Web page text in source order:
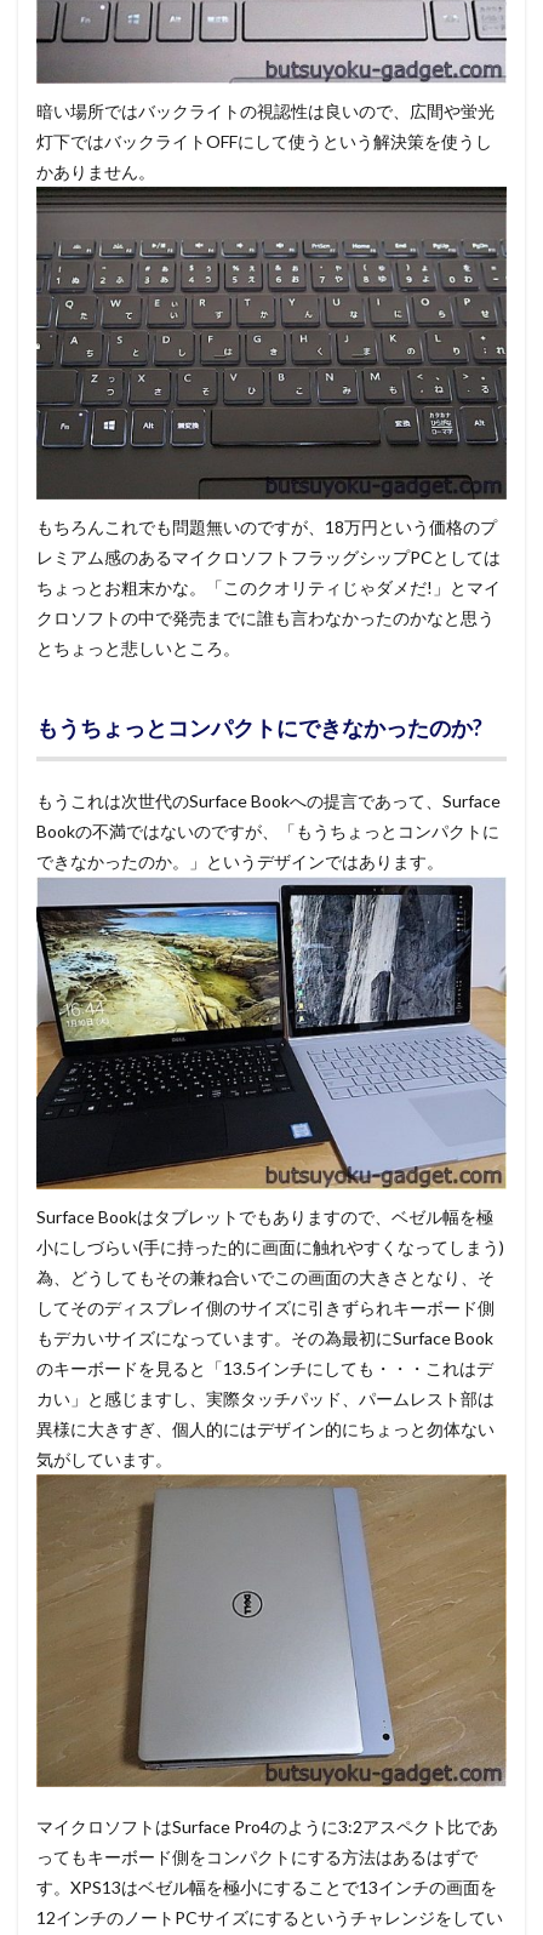
暗い場所ではバックライトの視認性は良いので、広間や蛍光
灯下ではバックライトOFFにして使うという解決策を使うし
かありません。
もちろんこれでも問題無いのですが、18万円という価格のプ
レミアム感のあるマイクロソフトフラッグシップPCとしては
ちょっとお粗末かな。「このクオリティじゃダメだ!」とマイ
クロソフトの中で発売までに誰も言わなかったのかなと思う
とちょっと悲しいところ。
もうちょっとコンパクトにできなかったのか?
もうこれは次世代のSurface Bookへの提言であって、Surface
Bookの不満ではないのですが、「もうちょっとコンパクトに
できなかったのか。」というデザインではあります。
Surface Bookはタブレットでもありますので、ベゼル幅を極
小にしづらい(手に持った的に画面に触れやすくなってしまう)
為、どうしてもその兼ね合いでこの画面の大きさとなり、そ
してそのディスプレイ側のサイズに引きずられキーボード側
もデカいサイズになっています。その為最初にSurface Book
のキーボードを見ると「13.5インチにしても・・・これはデ
カい」と感じますし、実際タッチパッド、パームレスト部は
異様に大きすぎ、個人的にはデザイン的にちょっと勿体ない
気がしています。
マイクロソフトはSurface Pro4のように3:2アスペクト比であ
ってもキーボード側をコンパクトにする方法はあるはずで
す。XPS13はベゼル幅を極小にすることで13インチの画面を
12インチのノートPCサイズにするというチャレンジをしてい